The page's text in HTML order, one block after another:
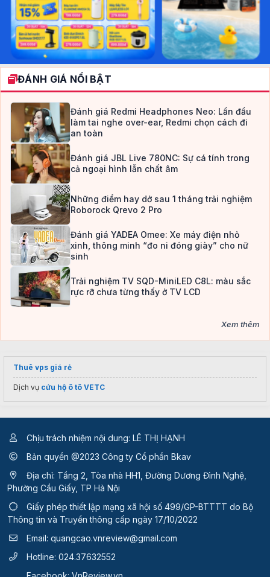
ĐÁNH GIÁ NỔI BẬT
Đánh giá Redmi Headphones Neo: Lần đầu
làm tai nghe over-ear, Redmi chọn cách đi
an toàn
Đánh giá JBL Live 780NC: Sự cá tính trong
cả ngoại hình lẫn chất âm
Những điểm hay dở sau 1 tháng trải nghiệm
Roborock Qrevo 2 Pro
Đánh giá YADEA Omee: Xe máy điện nhỏ
xinh, thông minh “đo ni đóng giày” cho nữ
sinh
Trải nghiệm TV SQD-MiniLED C8L: màu sắc
rực rỡ chưa từng thấy ở TV LCD
Xem thêm
Thuê vps giá rẻ
Dịch vụ cứu hộ ô tô VETC
Chịu trách nhiệm nội dung: LÊ THỊ HẠNH
Bản quyền @2023 Công ty Cổ phần Bkav
Địa chỉ: Tầng 2, Tòa nhà HH1, Đường Dương Đình Nghệ,
Phường Cầu Giấy, TP Hà Nội
Giấy phép thiết lập mạng xã hội số 499/GP-BTTTT do Bộ
Thông tin và Truyền thông cấp ngày 17/10/2022
Email: quangcao.vnreview@gmail.com
Hotline: 024.37632552